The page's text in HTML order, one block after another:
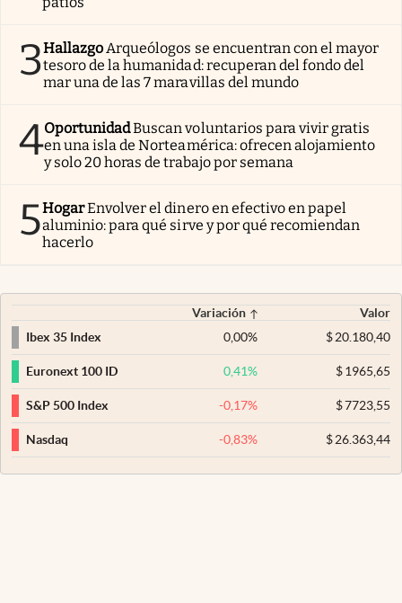
3Hallazgo Arqueólogos se encuentran con el mayor
tesoro de la humanidad: recuperan del fondo del
mar una de las 7 maravillas del mundo
4OportunidadBuscan voluntarios para vivir gratis
en una isla de Norteamérica: ofrecen alojamiento
y solo 20 horas de trabajo por semana
5HogarEnvolver el dinero en efectivo en papel
aluminio: para qué sirve y por qué recomiendan
hacerlo
Variación
Valor
Ibex 35 Index
0,00% $20.180,40
Euronext 100 ID 0,41% $1965,65
S&P 500 Index -0,17% $7723,55
Nasdaq -0,83% $26.363,44